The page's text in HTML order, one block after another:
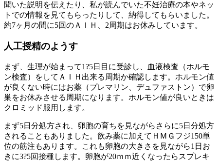
聞いた説明を伝えたり、私が読んでいた不妊治療の本やネッ
トでの情報を見てもらったりして、納得してもらいました。
約7ヶ月の間に5回のＡＩＨ、2周期はお休みしています。
人工授精のようす
まず、生理が始まって1?5日目に受診し、血液検査（ホルモ
ン検査）をしてＡＩＨ出来る周期か確認します。ホルモン値
が良くない時にはお薬（プレマリン、デュファストン）で卵
巣をお休みさせる周期になります。ホルモン値が良いときは
クロミッド服用します。
まず5日分処方され、卵胞の育ちを見ながらさらに5日分処方
されることもありました。飲み薬に加えてＨＭＧフジ150単
位の筋注もあります。これも卵胞の大きさを見ながら1日お
きに3?5回接種します。卵胞が20ｍｍ近くなったらスプレキ